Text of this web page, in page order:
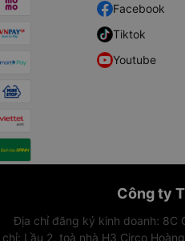
Facebook
Tiktok
Youtube
Công ty
Địa chỉ đăng ký kinh doanh: 8C
: Lầu 2, toà nhà H3 Circo